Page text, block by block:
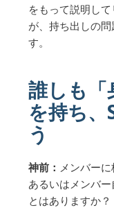
をもって説明し
が、持ち出しの
す。
誰しも「
を持ち、
う
神前： メンバーに
あるいはメンバ
とはありますか？